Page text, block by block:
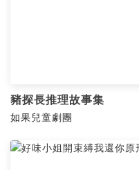
豬探長推理故事集
如果兒童劇團